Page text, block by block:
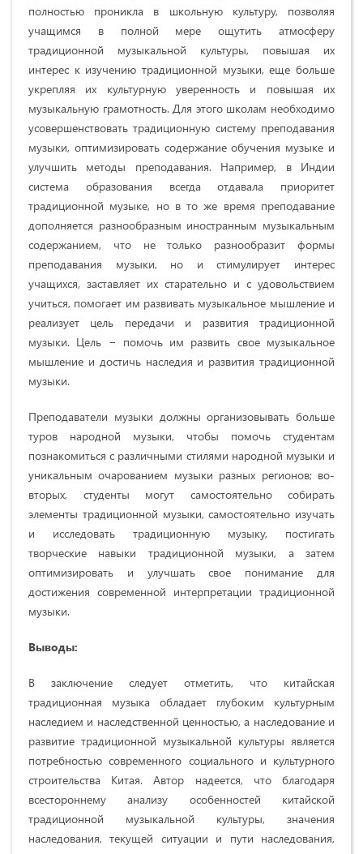
полностью проникла в школьную культуру, позволяя
учащимся в полной мере ощутить атмосферу
традиционной музыкальной культуры, повышая их
интерес к изучению традиционной музыки, еще больше
укрепляя их культурную уверенность и повышая их
музыкальную грамотность. Для этого школам необходимо
усовершенствовать традиционную систему преподавания
музыки, оптимизировать содержание обучения музыке и
улучшить методы преподавания. Например, в Индии
система образования всегда отдавала приоритет
традиционной музыке, но в то же время преподавание
дополняется разнообразным иностранным музыкальным
содержанием, что не только разнообразит формы
преподавания музыки, но и стимулирует интерес
учащихся, заставляет их старательно и с удовольствием
учиться, помогает им развивать музыкальное мышление и
реализует цель передачи и развития традиционной
музыки. Цель − помочь им развить свое музыкальное
мышление и достичь наследия и развития традиционной
музыки.
Преподаватели музыки должны организовывать больше
туров народной музыки, чтобы помочь студентам
познакомиться с различными стилями народной музыки и
уникальным очарованием музыки разных регионов; во-
вторых, студенты могут самостоятельно собирать
элементы традиционной музыки, самостоятельно изучать
и исследовать традиционную музыку, постигать
творческие навыки традиционной музыки, а затем
оптимизировать и улучшать свое понимание для
достижения современной интерпретации традиционной
музыки.
Выводы:
В заключение следует отметить, что китайская
традиционная музыка обладает глубоким культурным
наследием и наследственной ценностью, а наследование и
развитие традиционной музыкальной культуры является
потребностью современного социального и культурного
строительства Китая. Автор надеется, что благодаря
всестороннему анализу особенностей китайской
традиционной музыкальной культуры, значения
наследования, текущей ситуации и пути наследования,